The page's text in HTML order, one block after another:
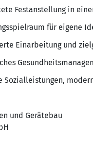
Festanstellung in
für eigene
Einarbeitung und
Sozialleistungen,
und Gerätebau